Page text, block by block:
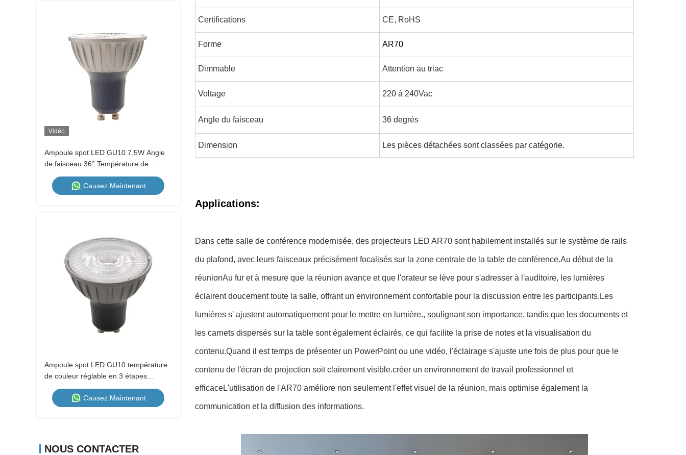
Vidéo
Ampoule spot LED GU10 7,5W Angle
de faisceau 36° Température de
couleur réglable en 3 étapes 1700K-
2600K-5000K Gradable par
interrupteur mural Boîtier métallique
Causez Maintenant
Ampoule spot LED GU10 température
de couleur réglable en 3 étapes
1700K-2600K-5000K, gradable par
interrupteur mural, boîtier métallique
230V
Causez Maintenant
NOUS CONTACTER
Certifications CE, RoHS
Forme AR70
Dimmable Attention au triac
Voltage 220 à 240Vac
Angle du faisceau 36 degrés
Dimension Les pièces détachées sont classées par catégorie.
Applications:
Dans cette salle de conférence modernisée, des projecteurs LED AR70 sont habilement installés sur le système de rails
du plafond, avec leurs faisceaux précisément focalisés sur la zone centrale de la table de conférence.Au début de la
réunionAu fur et à mesure que la réunion avance et que l'orateur se lève pour s'adresser à l'auditoire, les lumières
éclairent doucement toute la salle, offrant un environnement confortable pour la discussion entre les participants.Les
lumières s' ajustent automatiquement pour le mettre en lumière., soulignant son importance, tandis que les documents et
les carnets dispersés sur la table sont également éclairés, ce qui facilite la prise de notes et la visualisation du
contenu.Quand il est temps de présenter un PowerPoint ou une vidéo, l'éclairage s'ajuste une fois de plus pour que le
contenu de l'écran de projection soit clairement visible.créer un environnement de travail professionnel et
efficaceL'utilisation de l'AR70 améliore non seulement l'effet visuel de la réunion, mais optimise également la
communication et la diffusion des informations.